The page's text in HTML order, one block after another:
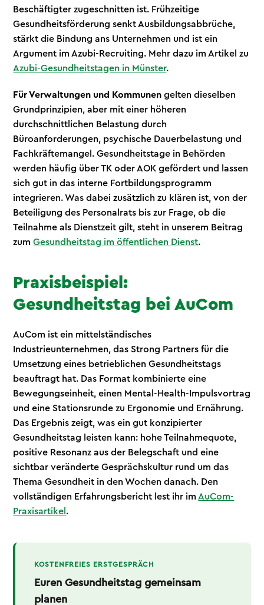
Beschäftigter zugeschnitten ist. Frühzeitige
Gesundheitsförderung senkt Ausbildungsabbrüche,
stärkt die Bindung ans Unternehmen und ist ein
Argument im Azubi-Recruiting. Mehr dazu im Artikel zu
Azubi-Gesundheitstagen in Münster.
Für Verwaltungen und Kommunen gelten dieselben
Grundprinzipien, aber mit einer höheren
durchschnittlichen Belastung durch
Büroanforderungen, psychische Dauerbelastung und
Fachkräftemangel. Gesundheitstage in Behörden
werden häufig über TK oder AOK gefördert und lassen
sich gut in das interne Fortbildungsprogramm
integrieren. Was dabei zusätzlich zu klären ist, von der
Beteiligung des Personalrats bis zur Frage, ob die
Teilnahme als Dienstzeit gilt, steht in unserem Beitrag
zumGesundheitstag im öffentlichen Dienst.
Praxisbeispiel:
Gesundheitstag bei AuCom
AuCom ist ein mittelständisches
Industrieunternehmen, das Strong Partners für die
Umsetzung eines betrieblichen Gesundheitstags
beauftragt hat. Das Format kombinierte eine
Bewegungseinheit, einen Mental-Health-Impulsvortrag
und eine Stationsrunde zu Ergonomie und Ernährung.
Das Ergebnis zeigt, was ein gut konzipierter
Gesundheitstag leisten kann: hohe Teilnahmequote,
positive Resonanz aus der Belegschaft und eine
sichtbar veränderte Gesprächskultur rund um das
Thema Gesundheit in den Wochen danach. Den
vollständigen Erfahrungsbericht lest ihr im AuCom-
Praxisartikel .
KOSTENFREIES ERSTGESPRÄCH
Euren Gesundheitstag gemeinsam
planen